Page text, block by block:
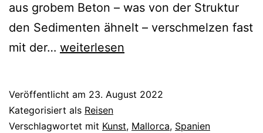
aus grobem Beton – was von der Struktur
den Sedimenten ähnelt – verschmelzen fast
mit der… Die
Strand
weiterlesen
Veröffentlicht am 23. August 2022
Kategorisiert als Reisen
Verschlagwortet mit Kunst, Mallorca, Spanien